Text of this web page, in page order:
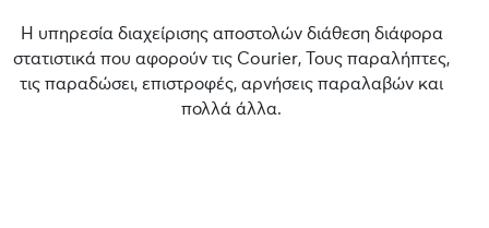
Η υπηρεσία διαχείρισης αποστολών διάθεση διάφορα
στατιστικά που αφορούν τις Courier, Τους παραλήπτες,
τις παραδώσει, επιστροφές, αρνήσεις παραλαβών και
πολλά άλλα.